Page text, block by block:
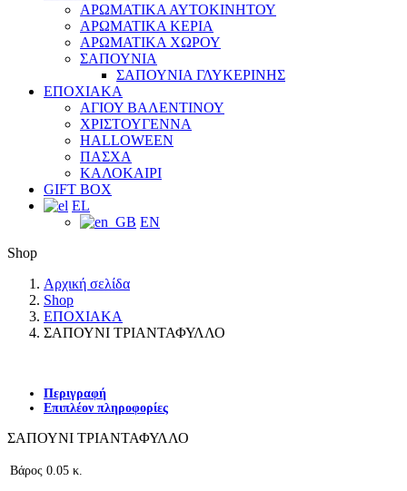
ΑΡΩΜΑΤΙΚΑ ΑΥΤΟΚΙΝΗΤΟΥ
ΑΡΩΜΑΤΙΚΑ ΚΕΡΙΑ
ΑΡΩΜΑΤΙΚΑ ΧΩΡΟΥ
ΣΑΠΟΥΝΙΑ
ΣΑΠΟΥΝΙΑ ΓΛΥΚΕΡΙΝΗΣ
ΕΠΟΧΙΑΚΑ
ΑΓΙΟΥ ΒΑΛΕΝΤΙΝΟΥ
ΧΡΙΣΤΟΥΓΕΝΝΑ
HALLOWEEN
ΠΑΣΧΑ
ΚΑΛΟΚΑΙΡΙ
GIFT BOX
EL
EN
Shop
Αρχική σελίδα
Shop
ΕΠΟΧΙΑΚΑ
ΣΑΠΟΥΝΙ ΤΡΙΑΝΤΑΦΥΛΛΟ
Περιγραφή
Επιπλέον πληροφορίες
ΣΑΠΟΥΝΙ ΤΡΙΑΝΤΑΦΥΛΛΟ
Βάρος 0.05 κ.